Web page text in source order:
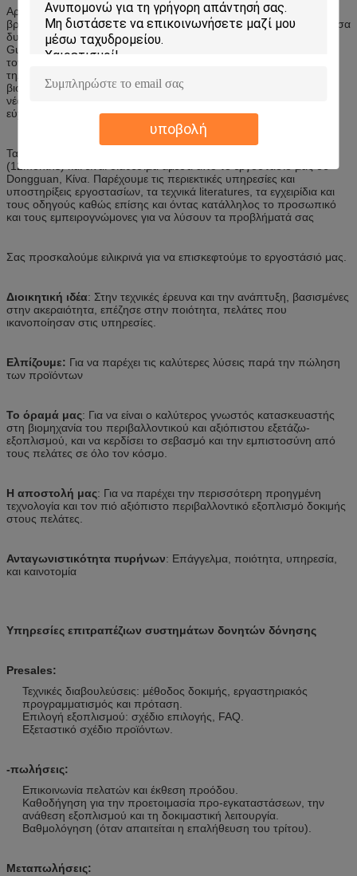
υποβολή
Αρχισμένη Labtone επιχείρηση το 2002 σε εγκαταστάσεις που
βρίσκονται σε Shenzhen και που κινούνται προς τη νέα, επεκταθείσα
δυνατότητα τετραγωνικών μέτρων 6.000 μας σε Dongguan,
Guangdong το 2015. Σήμερα, τα προϊόντα μας βρίσκονται σε όλο
τον κόσμο στην ηλεκτρονική, αυτοκίνητος, αεροδιαστημικός, τις
τηλεπικοινωνίες, το όργανο οπτικοηλεκτρονικής και τις εφαρμογές
βιομηχανικών μηχανημάτων. Η εμπειρία και η δέσμευσή μας για τη
νέα ανάπτυξη προϊόντος έχουν οδηγήσει στα προϊόντα που είναι
εύχρηστα, ακριβή και σχεδιασμένα για δεκαετίες υπηρεσίας.
Τα προϊόντα Labtone φέρνουν μια ενός έτους εξουσιοδότηση
(12months) και είναι διαθέσιμα άμεσα από το εργοστάσιό μας σε
Dongguan, Κίνα. Παρέχουμε τις περιεκτικές υπηρεσίες και
υποστηρίξεις εργοστασίων, τα τεχνικά literatures, τα εγχειρίδια και
τους οδηγούς καθώς επίσης και όντας κατάλληλος το προσωπικό
και τους εμπειρογνώμονες για να λύσουν τα προβλήματά σας
Σας προσκαλούμε ειλικρινά για να επισκεφτούμε το εργοστάσιό μας.
Διοικητική ιδέα: Στην τεχνικές έρευνα και την ανάπτυξη, βασισμένες
στην ακεραιότητα, επέζησε στην ποιότητα, πελάτες που
ικανοποίησαν στις υπηρεσίες.
Ελπίζουμε: Για να παρέχει τις καλύτερες λύσεις παρά την πώληση
των προϊόντων
Το όραμά μας: Για να είναι ο καλύτερος γνωστός κατασκευαστής
στη βιομηχανία του περιβαλλοντικού και αξιόπιστου εξετάζω-
εξοπλισμού, και να κερδίσει το σεβασμό και την εμπιστοσύνη από
τους πελάτες σε όλο τον κόσμο.
Η αποστολή μας: Για να παρέχει την περισσότερη προηγμένη
τεχνολογία και τον πιό αξιόπιστο περιβαλλοντικό εξοπλισμό δοκιμής
στους πελάτες.
Ανταγωνιστικότητα πυρήνων: Επάγγελμα, ποιότητα, υπηρεσία,
και καινοτομία
Υπηρεσίες επιτραπέζιων συστημάτων δονητών δόνησης
Presales:
Τεχνικές διαβουλεύσεις: μέθοδος δοκιμής, εργαστηριακός
προγραμματισμός και πρόταση.
Επιλογή εξοπλισμού: σχέδιο επιλογής, FAQ.
Εξεταστικό σχέδιο προϊόντων.
-πωλήσεις:
Επικοινωνία πελατών και έκθεση προόδου.
Καθοδήγηση για την προετοιμασία προ-εγκαταστάσεων, την
ανάθεση εξοπλισμού και τη δοκιμαστική λειτουργία.
Βαθμολόγηση (όταν απαιτείται η επαλήθευση του τρίτου).
Μεταπωλήσεις: